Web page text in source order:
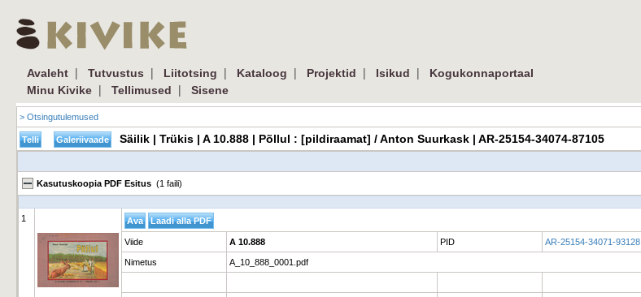
Avaleht | Tutvustus | Liitotsing | Kataloog | Projektid | Isikud |
Kogukonnaportaal
Minu Kivike | Tellimused | Sisene
> Otsingutulemused
Säilik | Trükis | A 10.888 | Põllul : [pildiraamat] / Anton Suurkask | AR-25154-34074-87105
Kasutuskoopia PDF Esitus (1 faili)
1
Viide A 10.888 PID AR-25154-34071-93128
Nimetus A_10_888_0001.pdf